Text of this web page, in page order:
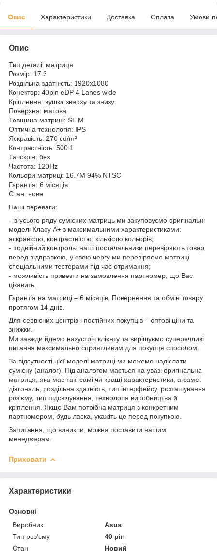
Опис Характеристики Доставка Оплата Умови
Опис
Тип деталі: матриця
Розмір: 17.3
Роздільна здатність: 1920x1080
Конектор: 40pin eDP 4 Lanes wide
Кріплення: вушка зверху та знизу
Поверхня: матова
Товщина матриці: SLIM
Оптична технологія: IPS
Яскравість: 270 cd/m²
Контрастність: 500:1
Тачскрін: без
Частота: 120Hz
Кольори матриці: 16.7M 94% NTSC
Гарантія: 6 місяців
Стан: нове
Наші переваги:
- із усього ряду сумісних матриць ми закуповуємо оригінальні
моделі Класу А+ з максимальними характеристиками:
яскравістю, контрастністю, кількістю кольорів;
- подвійний контроль: наші постачальники перевіряють товар
перед відправкою, у свою чергу ми перевіряємо матриці
спеціальними тестерами під час отримання;
- можливість привезти на замовлення партномер, що Вас
цікавить.
Гарантія на матриці – 6 місяців. Повернення та обмін товару
протягом 14 днів.
Для сервісних центрів і постійних покупців – оптові ціни та
знижки.
Ми завжди йдемо назустріч клієнту та вирішуємо суперечливі
питання максимально сприятливим для покупця способом.
За відсутності цієї моделі матриці ми можемо надіслати
сумісну (аналог). Під аналогом мається на увазі оригінальна
матриця, яка має такі самі чи кращі характеристики, а саме:
діагональ, роздільна здатність, тип інтерфейсу, розташування
роз'єму, тип підсвічування, технологія виробництва й
кріплення. Якщо Вам потрібна матриця з конкретним
партномером, будь ласка, укажіть це перед покупкою.
Запитання, що виникли, можна поставити нашим
менеджерам.
Приховати
Характеристики
Основні
Виробник
Asus
Тип роз'єму
40 pin
Стан
Новий